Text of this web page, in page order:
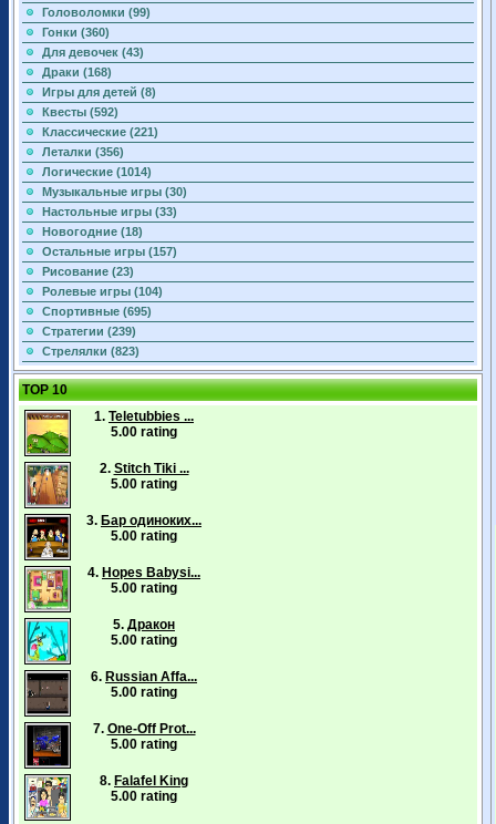
Головоломки (99)
Гонки (360)
Для девочек (43)
Драки (168)
Игры для детей (8)
Квесты (592)
Классические (221)
Леталки (356)
Логические (1014)
Музыкальные игры (30)
Настольные игры (33)
Новогодние (18)
Остальные игры (157)
Рисование (23)
Ролевые игры (104)
Спортивные (695)
Стратегии (239)
Стрелялки (823)
TOP 10
1. Teletubbies ...
5.00 rating
2. Stitch Tiki ...
5.00 rating
3. Бар одиноких...
5.00 rating
4. Hopes Babysi...
5.00 rating
5. Дракон
5.00 rating
6. Russian Affa...
5.00 rating
7. One-Off Prot...
5.00 rating
8. Falafel King
5.00 rating